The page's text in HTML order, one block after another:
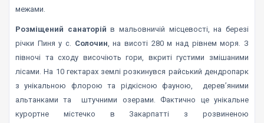
межами.
Розміщений санаторій в мальовничій місцевості, на березі
річки Пиня у с. Солочин, на висоті 280 м над рівнем моря. З
півночі та сходу височіють гори, вкриті густими змішаними
лісами. На 10 гектарах землі розкинувся райський дендропарк
з унікальною флорою та рідкісною фауною, дерев’яними
альтанками та штучними озерами. Фактично це унікальне
курортне містечко в Закарпатті з розвиненою